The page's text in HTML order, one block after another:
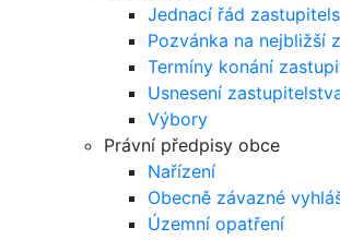
Jednací řád
Pozvánka na nejbližší
Termíny konání
Usnesení
Výbory
Právní předpisy obce
Nařízení
Obecně závazné
Územní opatření